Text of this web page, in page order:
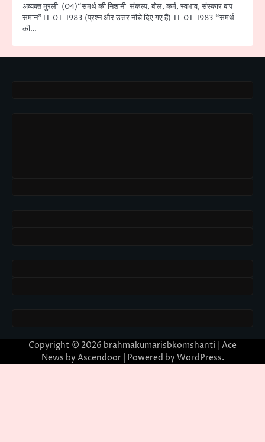
अव्यक्त मुरली-(04)“समर्थ की निशानी-संकल्प, बोल, कर्म, स्वभाव, संस्कार बाप
समान”11-01-1983 (प्रश्न और उत्तर नीचे दिए गए हैं) 11-01-1983 “समर्थ
की…
Copyright © 2026 brahmakumarisbkomshanti | Ace
News by Ascendoor| Powered by WordPress.